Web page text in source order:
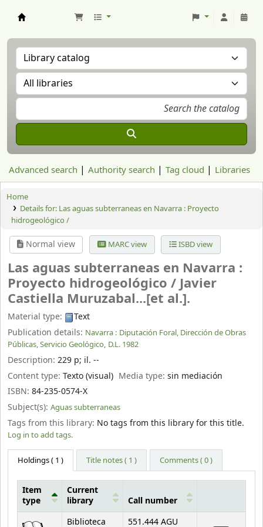
Advanced search Authority search Tag cloud Libraries
Home
Details for: Las aguas subterraneas en Navarra : Proyecto
hidrogeológico /
Normal view MARC view ISBD view
Las aguas subterraneas en Navarra :
Proyecto hidrogeológico / Javier
Castiella Muruzabal...[et al.].
Material type:
Text
Publication details: Navarra : Diputación Foral, Dirección de Obras
Públicas, Servicio Geológico, D.L. 1982
Description: 229 p; il. --
Content type: Texto (visual) Media type:sin mediación
ISBN: 84-235-0574-X
Subject(s): Aguas subterraneas
Tags from this library: No tags from this library for this title.
Log in to add tags.
Holdings( 1 ) Title notes ( 1 ) Comments ( 0 )
Item
type
Current
library
Call number
Biblioteca
551.444 AGU